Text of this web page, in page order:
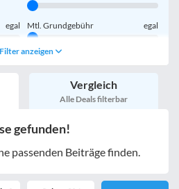
egal Mtl. Grundgebühr egal
egal
inkl. Young-Tarife
inkl. Kombi-Tarife
anzeigen
Vergleich
Alle Deals filterbar
gefunden!
passenden Beiträge finden.